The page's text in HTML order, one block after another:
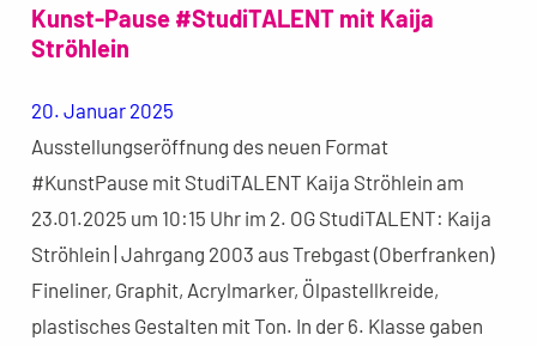
Kunst-Pause #StudiTALENT mit Kaija
Ströhlein
20. Januar 2025
Ausstellungseröffnung des neuen Format
#KunstPause mit StudiTALENT Kaija Ströhlein am
23.01.2025 um 10:15 Uhr im 2. OG StudiTALENT: Kaija
Ströhlein | Jahrgang 2003 aus Trebgast (Oberfranken)
Fineliner, Graphit, Acrylmarker, Ölpastellkreide,
plastisches Gestalten mit Ton. In der 6. Klasse gaben